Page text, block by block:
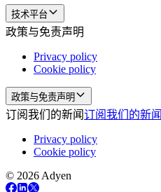
技术平台
政策与免责声明
Privacy policy
Cookie policy
政策与免责声明
订阅我们的新闻订阅我们的新闻
Privacy policy
Cookie policy
© 2026 Adyen